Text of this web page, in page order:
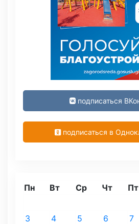
подписаться
подписаться в
Пн Вт Ср Чт Пт
3
4 5 6 7